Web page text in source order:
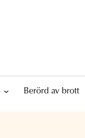
Berörd av brott